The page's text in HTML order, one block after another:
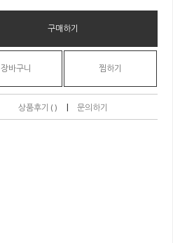
구매하기
장바구니 찜하기
상품후기 ( ) | 문의하기